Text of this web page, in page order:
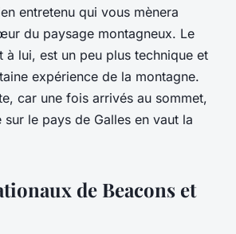
entretenu qui vous mènera
du paysage montagneux. Le
à lui, est un peu plus technique et
expérience de la montagne.
car une fois arrivés au sommet,
le pays de Galles en vaut la
de Beacons et